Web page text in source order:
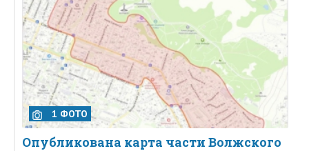
1 ФОТО
Опубликована карта части Волжского